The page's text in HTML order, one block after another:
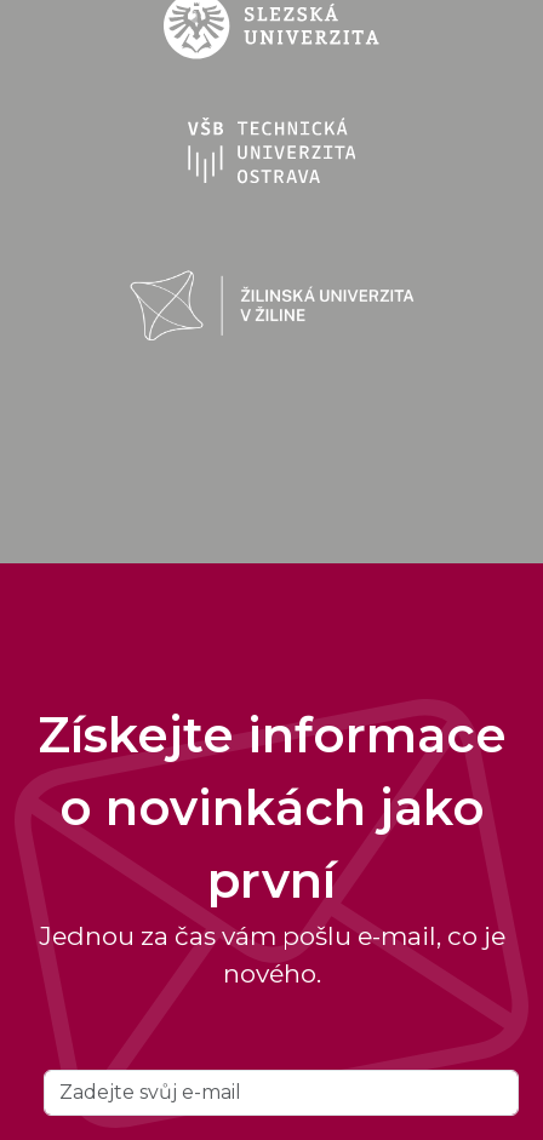
Získejte informace
o novinkách jako
první
Jednou za čas vám pošlu e-mail, co je
nového.